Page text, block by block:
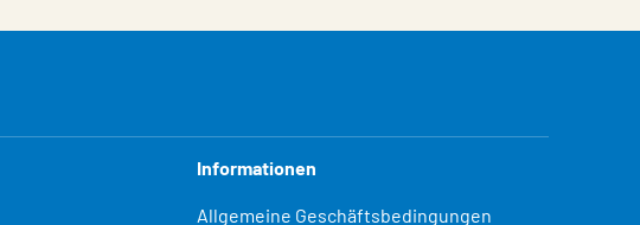
Informationen
Allgemeine Geschäftsbedingungen